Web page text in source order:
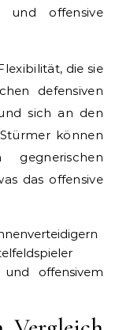
und offensive
die sie
defensiven
sich an den
können
das offensive
und offensivem